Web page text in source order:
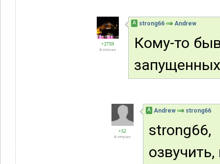
+2759
В отпуске
А strong66 Andrew
Кому-то
+52
В отпуске
А Andrew strong66